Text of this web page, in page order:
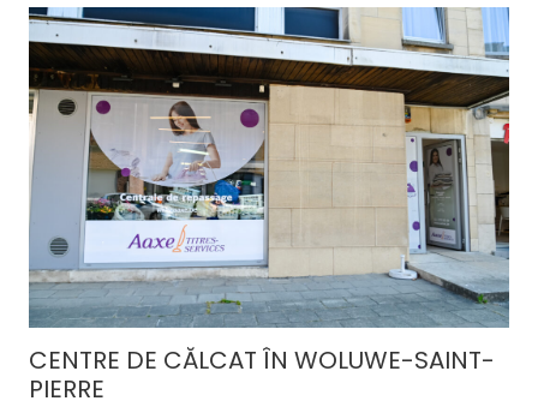
CENTRE DE CĂLCAT ÎN WOLUWE-SAINT-
PIERRE